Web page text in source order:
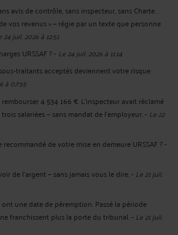
avis de contrôle, sans inspecteur, sans Charte.
vos revenus » — régie par un texte que personne
24 juil. 2026 à 12:51
URSSAF ?- Le 24 juil. 2026 à 11:14
traitants acceptés deviennent votre risque
à 07:55
rembourser 4 534 166 €. L'inspecteur avait réclamé
salariées — sans mandat de l'employeur.- Le 22
de votre mise en demeure URSSAF ?-
de l’argent — sans jamais vous le dire.- Le 21 juil.
une date de péremption. Passé la période
franchissent plus la porte du tribunal.- Le 21 juil.